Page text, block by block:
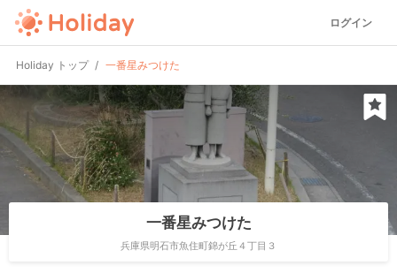
ログイン
Holiday トップ 一番星みつけた
一番星みつけた
兵庫県明石市魚住町錦が丘４丁目３